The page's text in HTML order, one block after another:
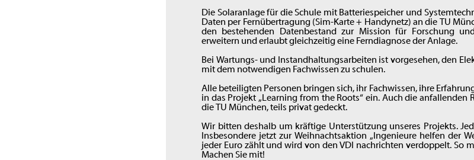
Die Solaranlage für die Schule mit Batteriespeicher und
Daten per Fernübertragung (Sim-Karte + Handynetz) an die TU
den bestehenden Datenbestand zur Mission für Forschung
erweitern und erlaubt gleichzeitig eine Ferndiagnose der Anlage.
Bei Wartungs- und Instandhaltungsarbeiten ist vorgesehen, den
mit dem notwendigen Fachwissen zu schulen.
Alle beteiligten Personen bringen sich, ihr Fachwissen, ihre
in das Projekt „Learning from the Roots“ ein. Auch die anfallenden
die TU München, teils privat gedeckt.
Wir bitten deshalb um kräftige Unterstützung unseres Projekts.
Insbesondere jetzt zur Weihnachtsaktion „Ingenieure helfen der
jeder Euro zählt und wird von den VDI nachrichten verdoppelt. So
Machen Sie mit!